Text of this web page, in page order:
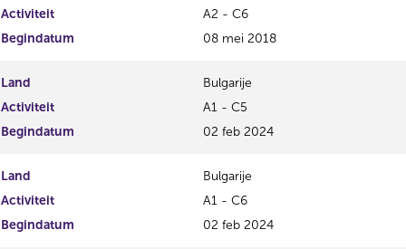
Activiteit
A2 - C6
Begindatum
08 mei 2018
Land
Bulgarije
Activiteit
A1 - C5
Begindatum
02 feb 2024
Land
Bulgarije
Activiteit
A1 - C6
Begindatum
02 feb 2024